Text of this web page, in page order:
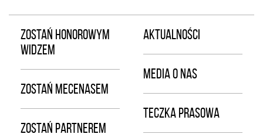
ZOSTAŃ HONOROWYM
WIDZEM
ZOSTAŃ MECENASEM
ZOSTAŃ PARTNEREM
AKTUALNOŚCI
MEDIA O NAS
TECZKA PRASOWA